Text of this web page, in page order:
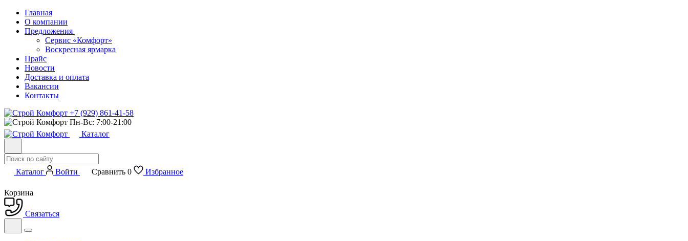
Главная
О компании
Предложения
Сервис «Комфорт»
Воскресная ярмарка
Прайс
Новости
Доставка и оплата
Вакансии
Контакты
+7 (929) 861-41-58
Пн-Вс: 7:00-21:00
Каталог
Каталог Войти Сравнить 0 Избранное
Корзина
Связаться